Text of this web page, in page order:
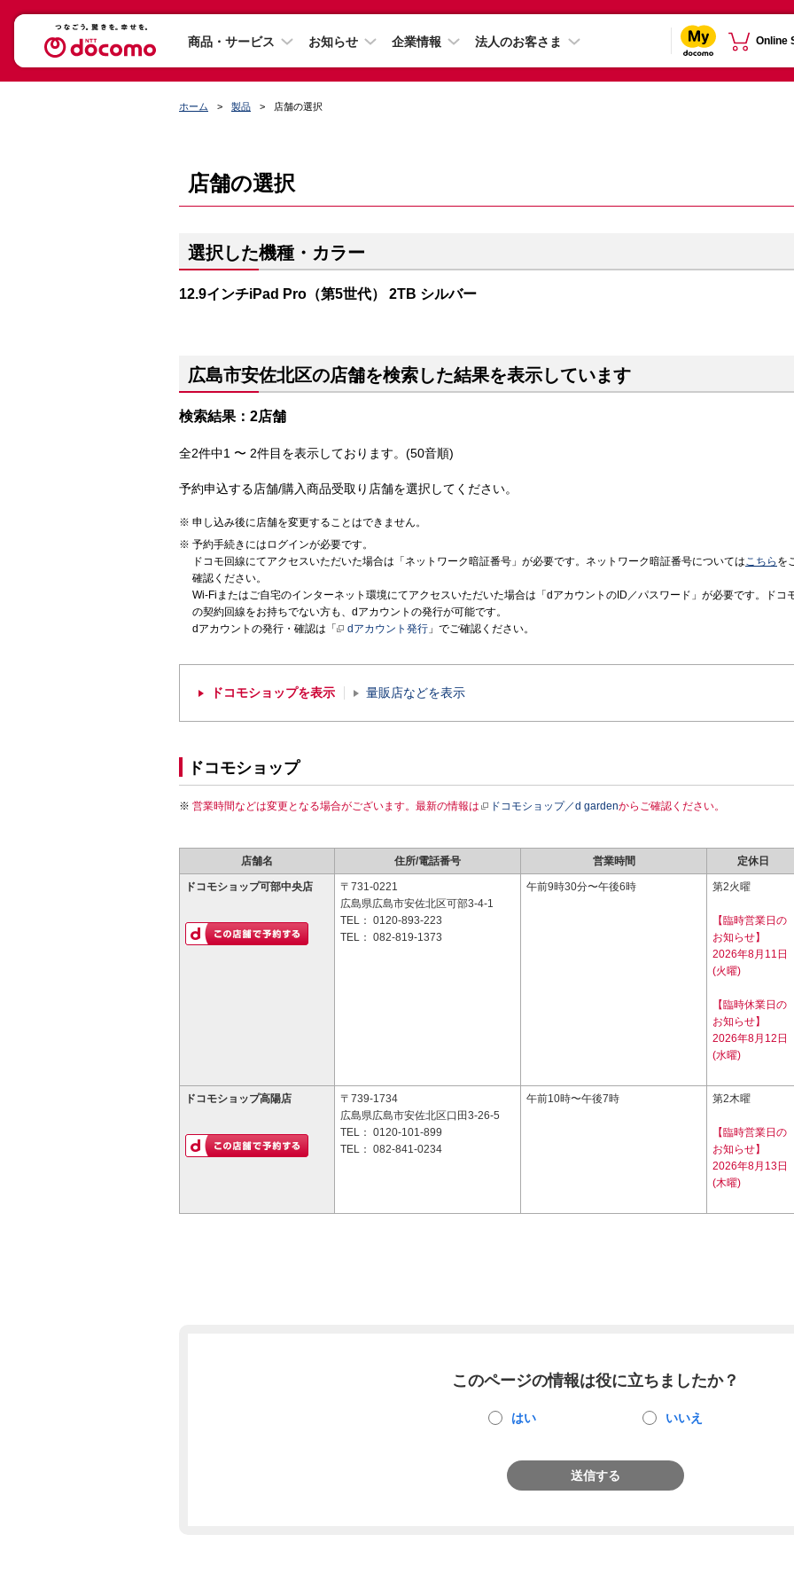
商品・サービス お知らせ 企業情報 法人のお客さま Online
ホーム 製品 店舗の選択
店舗の選択
選択した機種・カラー
12.9インチiPad Pro（第5世代） 2TB シルバー
広島市安佐北区の店舗を検索した結果を表示しています
検索結果：2店舗
全2件中1 〜 2件目を表示しております。(50音順)
予約申込する店舗/購入商品受取り店舗を選択してください。
申し込み後に店舗を変更することはできません。
予約手続きにはログインが必要です。
ドコモ回線にてアクセスいただいた場合は「ネットワーク暗証番号」が必要です。ネットワーク暗証番号についてはこちら を
確認ください。
Wi-Fiまたはご自宅のインターネット環境にてアクセスいただいた場合は「dアカウントのID／パスワード」が必要です。ドコ
の契約回線をお持ちでない方も、dアカウントの発行が可能です。
dアカウントの発行・確認は「
dアカウント発行 」でご確認ください。
ドコモショップを表示 量販店などを表示
ドコモショップ
営業時間などは変更となる場合がございます。最新の情報は ドコモショップ／d gardenからご確認ください。
店舗名 住所/電話番号 営業時間 定休日
ドコモショップ可部中央店
〒731-0221
広島県広島市安佐北区可部3-4-1
TEL： 0120-893-223
TEL： 082-819-1373
午前9時30分〜午後6時 第2火曜
【臨時営業日の
お知らせ】
2026年8月11日
(火曜)
【臨時休業日の
お知らせ】
2026年8月12日
(水曜)
ドコモショップ高陽店
〒739-1734
広島県広島市安佐北区口田3-26-5
TEL： 0120-101-899
TEL： 082-841-0234
午前10時〜午後7時 第2木曜
【臨時営業日の
お知らせ】
2026年8月13日
(木曜)
このページの情報は役に立ちましたか？
はい いいえ
送信する